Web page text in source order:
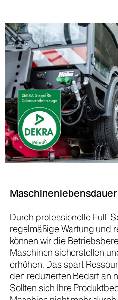
Durch professionelle Full-
regelmäßige Wartung und
können wir die
Maschinen sicherstellen
erhöhen. Das spart
den reduzierten Bedarf an
Sollten sich Ihre